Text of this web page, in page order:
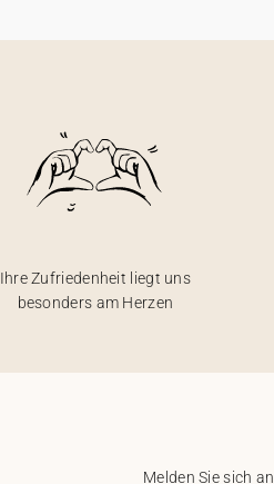
Ihre Zufriedenheit liegt uns
besonders am Herzen
Melden Sie sich